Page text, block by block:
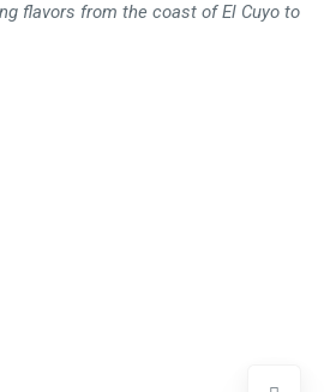
flavors from the coast of El Cuyo to